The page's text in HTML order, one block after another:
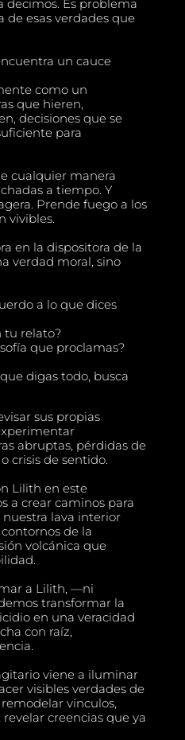
decimos. Es problema
de esas verdades que
un cauce
como un
que hieren,
decisiones que se
para
cualquier manera
a tiempo. Y
Prende fuego a los
vivibles.
en la dispositora de la
verdad moral, sino
a lo que dices
tu relato?
que proclamas?
digas todo, busca
sus propias
abruptas, pérdidas de
crisis de sentido.
Lilith en este
a crear caminos para
nuestra lava interior
de la
volcánica que
a Lilith, —ni
transformar la
en una veracidad
con raíz,
viene a iluminar
visibles verdades de
vínculos,
creencias que ya